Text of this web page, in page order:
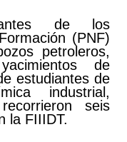
de los
(PNF)
petroleros,
de
estudiantes de
industrial,
seis
la FIIIDT.